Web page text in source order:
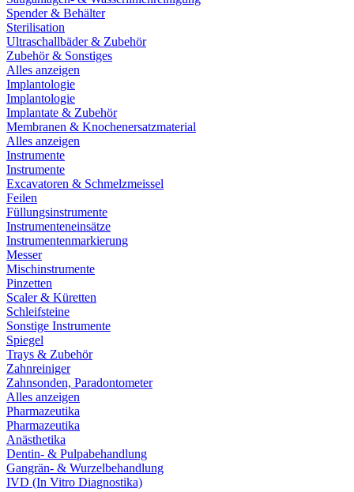
Spender & Behälter
Sterilisation
Ultraschallbäder & Zubehör
Zubehör & Sonstiges
Alles anzeigen
Implantologie
Implantologie
Implantate & Zubehör
Membranen & Knochenersatzmaterial
Alles anzeigen
Instrumente
Instrumente
Excavatoren & Schmelzmeissel
Feilen
Füllungsinstrumente
Instrumenteneinsätze
Instrumentenmarkierung
Messer
Mischinstrumente
Pinzetten
Scaler & Küretten
Schleifsteine
Sonstige Instrumente
Spiegel
Trays & Zubehör
Zahnreiniger
Zahnsonden, Paradontometer
Alles anzeigen
Pharmazeutika
Pharmazeutika
Anästhetika
Dentin- & Pulpabehandlung
Gangrän- & Wurzelbehandlung
IVD (In Vitro Diagnostika)